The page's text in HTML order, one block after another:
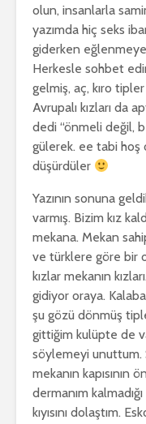
olun, insanlarla
yazımda hiç seks
giderken
Herkesle sohbet
gelmiş, aç, kıro
Avrupalı kızları da
dedi “önmeli değil,
gülerek. ee tabi hoş
düşürdüler
Yazının sonuna
varmış. Bizim kız
mekana. Mekan
ve türklere göre bir
kızlar mekanın
gidiyor oraya.
şu gözü dönmüş
gittiğim kulüpte de
söylemeyi unuttum.
mekanın kapısının
dermanım
kıyısını dolaştım.